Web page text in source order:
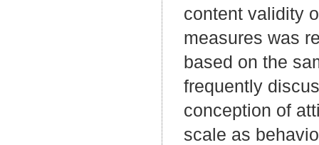
content validity
measures was
based on the
frequently
conception of
scale as